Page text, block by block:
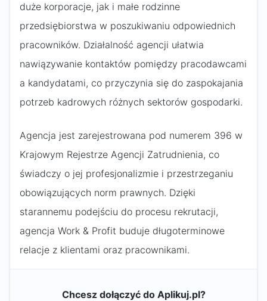
duże korporacje, jak i małe rodzinne
przedsiębiorstwa w poszukiwaniu odpowiednich
pracowników. Działalność agencji ułatwia
nawiązywanie kontaktów pomiędzy pracodawcami
a kandydatami, co przyczynia się do zaspokajania
potrzeb kadrowych różnych sektorów gospodarki.
Agencja jest zarejestrowana pod numerem 396 w
Krajowym Rejestrze Agencji Zatrudnienia, co
świadczy o jej profesjonalizmie i przestrzeganiu
obowiązujących norm prawnych. Dzięki
starannemu podejściu do procesu rekrutacji,
agencja Work & Profit buduje długoterminowe
relacje z klientami oraz pracownikami.
Chcesz dołączyć do Aplikuj.pl?